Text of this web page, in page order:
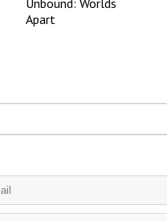
Unbound: Worlds
Apart